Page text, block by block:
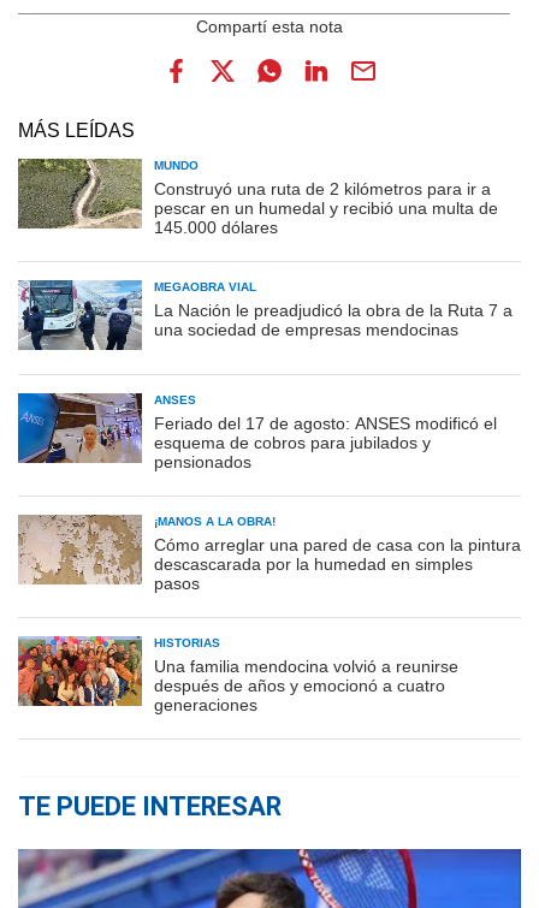
MÁS LEÍDAS
MUNDO
Construyó una ruta de 2 kilómetros para ir a
pescar en un humedal y recibió una multa de
145.000 dólares
MEGAOBRA VIAL
La Nación le preadjudicó la obra de la Ruta 7 a
una sociedad de empresas mendocinas
ANSES
Feriado del 17 de agosto: ANSES modificó el
esquema de cobros para jubilados y
pensionados
¡MANOS A LA OBRA!
Cómo arreglar una pared de casa con la pintura
descascarada por la humedad en simples
pasos
HISTORIAS
Una familia mendocina volvió a reunirse
después de años y emocionó a cuatro
generaciones
TE PUEDE INTERESAR